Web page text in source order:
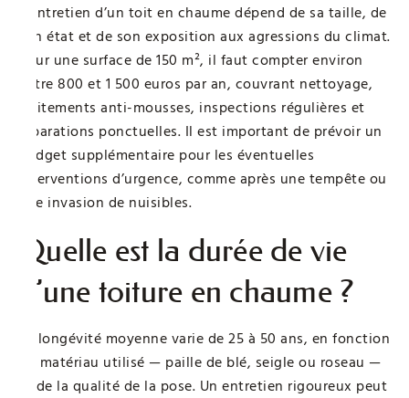
L’entretien d’un toit en chaume dépend de sa taille, de
son état et de son exposition aux agressions du climat.
Pour une surface de 150 m², il faut compter environ
entre 800 et 1 500 euros par an, couvrant nettoyage,
traitements anti-mousses, inspections régulières et
réparations ponctuelles. Il est important de prévoir un
budget supplémentaire pour les éventuelles
interventions d’urgence, comme après une tempête ou
une invasion de nuisibles.
Quelle est la durée de vie
d’une toiture en chaume ?
La longévité moyenne varie de 25 à 50 ans, en fonction
du matériau utilisé — paille de blé, seigle ou roseau —
et de la qualité de la pose. Un entretien rigoureux peut